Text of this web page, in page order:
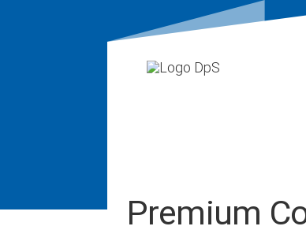
Premium